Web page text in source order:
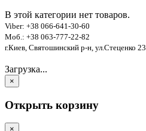
В этой категории нет товаров.
Viber: +38 066-641-30-60
Моб.: +38 063-777-22-82
г.Киев, Святошинский р-н, ул.Стеценко 23
Загрузка...
×
Открыть корзину
×